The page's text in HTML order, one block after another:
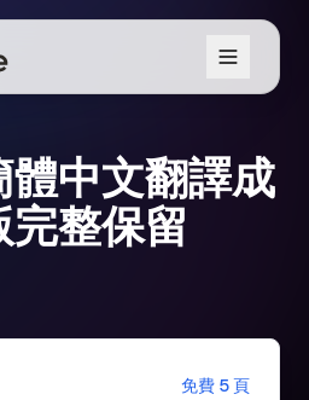
中文翻譯成
整保留
免費 5 頁